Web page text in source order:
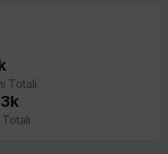
Totali